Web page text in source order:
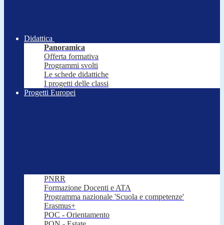
Didattica
Panoramica
Offerta formativa
Programmi svolti
Le schede didattiche
I progetti delle classi
Progetti Europei
PNRR
Formazione Docenti e ATA
Programma nazionale 'Scuola e competenze'
Erasmus+
POC - Orientamento